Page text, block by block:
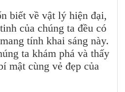
biết về vật lý hiện đại,
của chúng ta đều có
tính khai sáng này.
ta khám phá và thấy
mật cùng vẻ đẹp của